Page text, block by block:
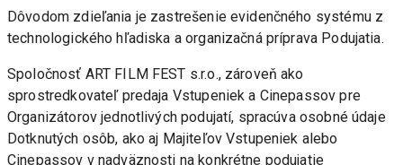
Dôvodom zdieľania je zastrešenie evidenčného systému z
technologického hľadiska a organizačná príprava Podujatia.
Spoločnosť ART FILM FEST s.r.o., zároveň ako
sprostredkovateľ predaja Vstupeniek a Cinepassov pre
Organizátorov jednotlivých podujatí, spracúva osobné údaje
Dotknutých osôb, ako aj Majiteľov Vstupeniek alebo
Cinepassov v nadväznosti na konkrétne podujatie